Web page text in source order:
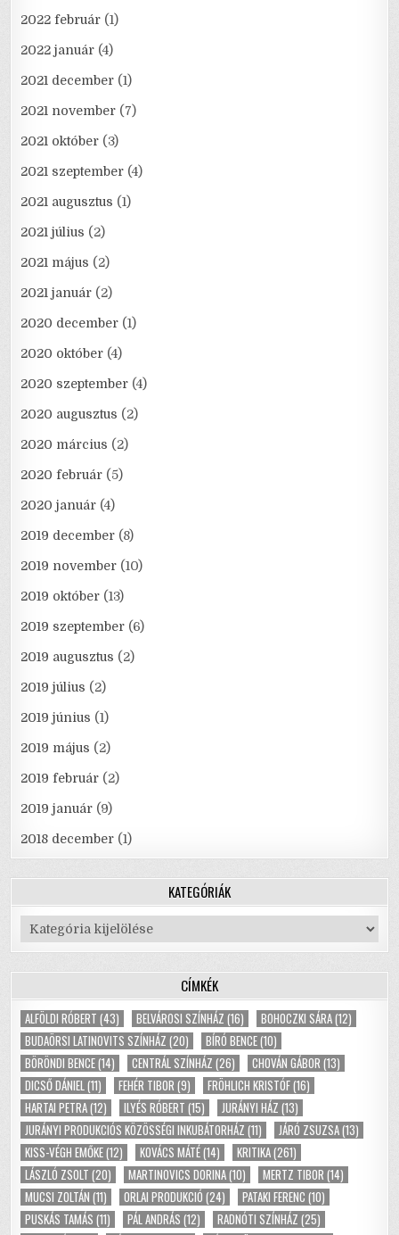
2022 február (1)
2022 január (4)
2021 december (1)
2021 november (7)
2021 október (3)
2021 szeptember (4)
2021 augusztus (1)
2021 július (2)
2021 május (2)
2021 január (2)
2020 december (1)
2020 október (4)
2020 szeptember (4)
2020 augusztus (2)
2020 március (2)
2020 február (5)
2020 január (4)
2019 december (8)
2019 november (10)
2019 október (13)
2019 szeptember (6)
2019 augusztus (2)
2019 július (2)
2019 június (1)
2019 május (2)
2019 február (2)
2019 január (9)
2018 december (1)
KATEGÓRIÁK
Kategóriák
CÍMKÉK
ALFÖLDI RÓBERT (43) BELVÁROSI SZÍNHÁZ (16) BOHOCZKI SÁRA(12)
BUDAÖRSI LATINOVITS SZÍNHÁZ (20) BÍRÓ BENCE(10)
BÖRÖNDI BENCE(14) CENTRÁL SZÍNHÁZ (26) CHOVÁN GÁBOR (13)
DICSŐ DÁNIEL(11) FEHÉR TIBOR (9) FRÖHLICH KRISTÓF(16)
HARTAI PETRA(12) ILYÉS RÓBERT (15) JURÁNYI HÁZ (13)
JURÁNYI PRODUKCIÓS KÖZÖSSÉGI INKUBÁTORHÁZ (11) JÁRÓ ZSUZSA(13)
KISS-VÉGH EMŐKE(12) KOVÁCS MÁTÉ(14) KRITIKA(261)
LÁSZLÓ ZSOLT (20) MARTINOVICS DORINA(10) MERTZ TIBOR (14)
MUCSI ZOLTÁN (11) ORLAI PRODUKCIÓ (24) PATAKI FERENC (10)
PUSKÁS TAMÁS (11) PÁL ANDRÁS (12) RADNÓTI SZÍNHÁZ (25)